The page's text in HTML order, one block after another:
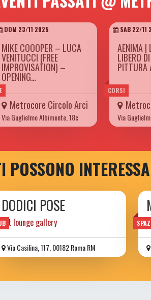
DOM 23/11 2025
MIKE COOOPER – LUCA
VENITUCCI (FREE
IMPROVISATION) –
OPENING…
Metrocore Circolo Arci
Via Guglielmo Albimonte, 18c
CORSI
SAB 22/11
AENIMA |
LIBERO
PITTURA
Via
POSSONO
DODICI POSE
art lounge gallery
Via Casilina, 117, 00182 Roma RM